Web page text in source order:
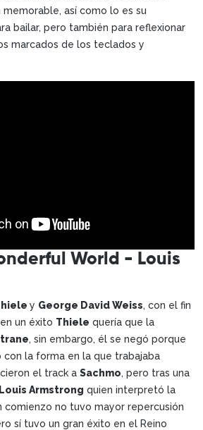
así como lo es su
bailar, pero también para reflexionar
marcados de los teclados y
World - Louis
y George David Weiss, con el fin
un éxito Thiele quería que la
, sin embargo, él se negó porque
la forma en la que trabajaba
el track a Sachmo, pero tras una
Louis Armstrong quien interpretó la
comienzo no tuvo mayor repercusión
sí tuvo un gran éxito en el Reino